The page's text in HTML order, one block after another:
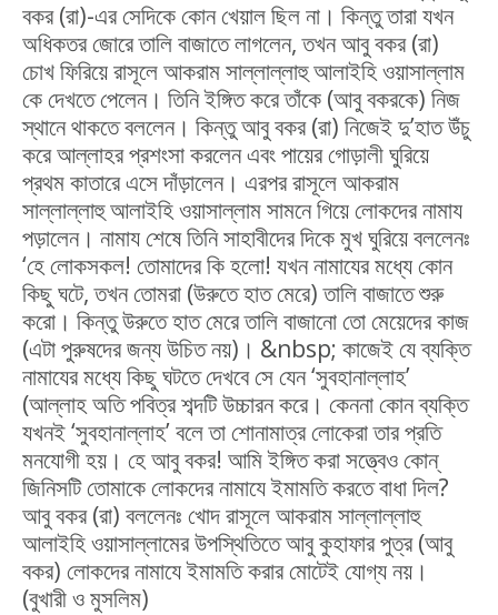
বকর (রা)-এর সেদিকে কোন খেয়াল ছিল না। কিন্তু তারা যখন
অধিকতর জোরে তালি বাজাতে লাগলেন, তখন আবু বকর (রা)
চোখ ফিরিয়ে রাসূলে আকরাম সাল্লাল্লাহু আলাইহি ওয়াসাল্লাম
কে দেখতে পেলেন। তিনি ইঙ্গিত করে তাঁকে (আবু বকরকে) নিজ
স্থানে থাকতে বললেন। কিন্তু আবু বকর (রা) নিজেই দু’হাত উঁচু
করে আল্লাহর প্রশংসা করলেন এবং পায়ের গোড়ালী ঘুরিয়ে
প্রথম কাতারে এসে দাঁড়ালেন। এরপর রাসূলে আকরাম
সাল্লাল্লাহু আলাইহি ওয়াসাল্লাম সামনে গিয়ে লোকদের নামায
পড়ালেন। নামায শেষে তিনি সাহাবীদের দিকে মুখ ঘুরিয়ে বললেনঃ
‘হে লোকসকল! তোমাদের কি হলো! যখন নামাযের মধ্যে কোন
কিছু ঘটে, তখন তোমরা (উরুতে হাত মেরে) তালি বাজাতে শুরু
করো। কিন্তু উরুতে হাত মেরে তালি বাজানো তো মেয়েদের কাজ
(এটা পুরুষদের জন্য উচিত নয়)। &nbsp; কাজেই যে ব্যক্তি
নামাযের মধ্যে কিছু ঘটতে দেখবে সে যেন ‘সুবহানাল্লাহ’
(আল্লাহ অতি পবিত্র শব্দটি উচ্চারন করে। কেননা কোন ব্যক্তি
যখনই ‘সুবহানাল্লাহ’ বলে তা শোনামাত্র লোকেরা তার প্রতি
মনযোগী হয়। হে আবু বকর! আমি ইঙ্গিত করা সত্ত্বেও কোন্‌
জিনিসটি তোমাকে লোকদের নামাযে ইমামতি করতে বাধা দিল?
আবু বকর (রা) বললেনঃ খোদ রাসূলে আকরাম সাল্লাল্লাহু
আলাইহি ওয়াসাল্লামের উপস্থিতিতে আবু কুহাফার পুত্র (আবু
বকর) লোকদের নামাযে ইমামতি করার মোটেই যোগ্য নয়।
(বুখারী ও মুসলিম)